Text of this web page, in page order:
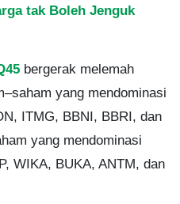
tak Boleh Jenguk
bergerak melemah
yang mendominasi
ITMG, BBNI, BBRI, dan
yang mendominasi
WIKA, BUKA, ANTM, dan